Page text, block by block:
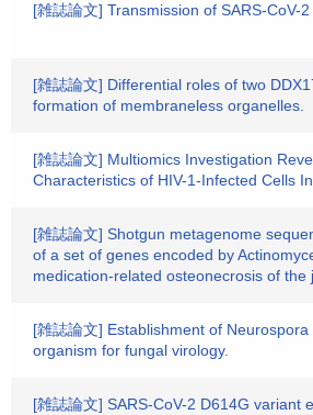
[雑誌論文] Transmission of SARS-CoV-
[雑誌論文] Differential roles of two
formation of membraneless organelles.
[雑誌論文] Multiomics Investigation
Characteristics of HIV-1-Infected Cells
[雑誌論文] Shotgun metagenome
of a set of genes encoded by
medication-related osteonecrosis of the
[雑誌論文] Establishment of
organism for fungal virology.
[雑誌論文] SARS-CoV-2 D614G variant